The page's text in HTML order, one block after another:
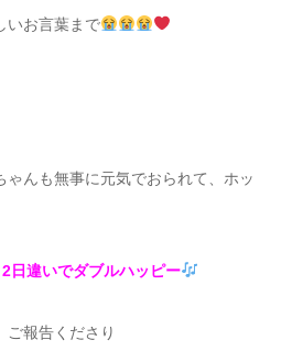
いお言葉まで
ゃんも無事に元気でおられて、ホッ
日違いでダブルハッピー
ご報告くださり